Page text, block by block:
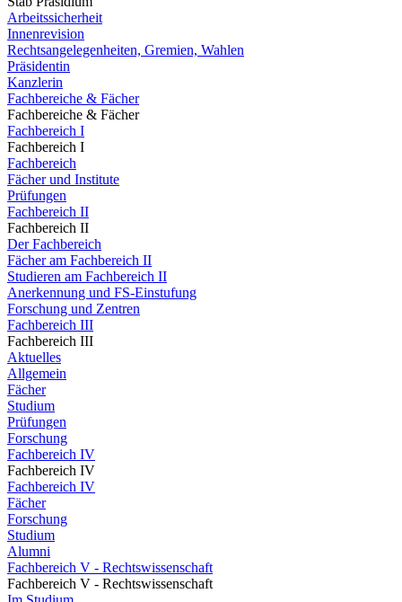
Arbeitssicherheit
Innenrevision
Rechtsangelegenheiten, Gremien, Wahlen
Präsidentin
Kanzlerin
Fachbereiche & Fächer
Fachbereiche & Fächer
Fachbereich I
Fachbereich I
Fachbereich
Fächer und Institute
Prüfungen
Fachbereich II
Fachbereich II
Der Fachbereich
Fächer am Fachbereich II
Studieren am Fachbereich II
Anerkennung und FS-Einstufung
Forschung und Zentren
Fachbereich III
Fachbereich III
Aktuelles
Allgemein
Fächer
Studium
Prüfungen
Forschung
Fachbereich IV
Fachbereich IV
Fachbereich IV
Fächer
Forschung
Studium
Alumni
Fachbereich V - Rechtswissenschaft
Fachbereich V - Rechtswissenschaft